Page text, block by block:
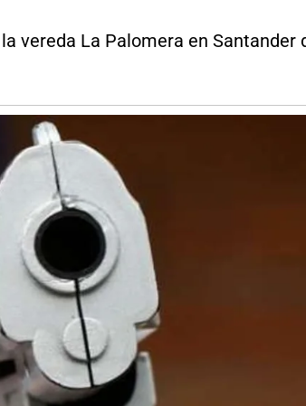
vereda La Palomera en Santander